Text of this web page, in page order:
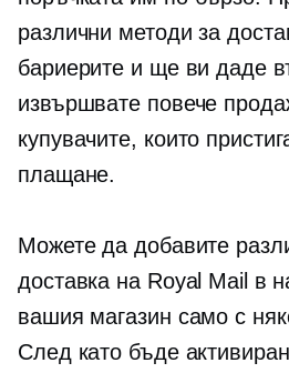
различни методи за
бариерите и ще ви даде
извършвате повече
купувачите, които
плащане.
Можете да добавите
доставка на Royal Mail в
вашия магазин само с
След като бъде